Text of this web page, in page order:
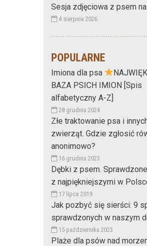
Sesja zdjęciowa z psem
4 sierpnia 2026
POPULARNE
Imiona dla psa
BAZA PSICH IMION [Spis
alfabetyczny A-Z]
28 grudnia 2024
Złe traktowanie psa i
zwierząt. Gdzie zgłosić
anonimowo?
16 grudnia 2023
Dębki z psem.
z najpiękniejszymi w
17 lipca 2019
Jak pozbyć się sierści: 9
sprawdzonych w naszym
15 października 2023
Plaże dla psów nad